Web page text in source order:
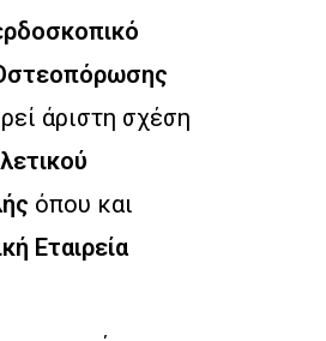
άριστη σχέση
όπου και
Εταιρεία